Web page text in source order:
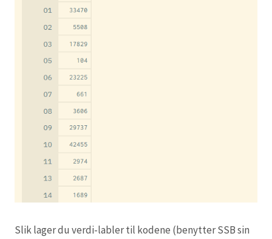
Slik lager du verdi-labler til kodene (benytter SSB sin